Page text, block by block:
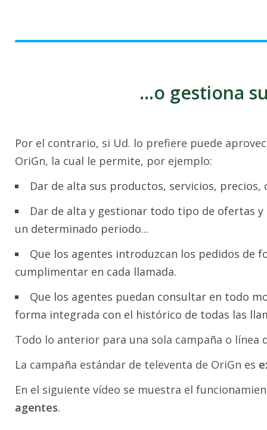
...o gestiona
Por el contrario, si Ud. lo prefiere puede
OriGn, la cual le permite, por ejemplo:
Dar de alta sus productos, servicios, precios,
Dar de alta y gestionar todo tipo de ofertas
un determinado periodo...
Que los agentes introduzcan los pedidos de
cumplimentar en cada llamada.
Que los agentes puedan consultar en todo
forma integrada con el histórico de todas las
Todo lo anterior para una sola campaña o línea
La campaña estándar de televenta de OriGn es
En el siguiente vídeo se muestra el
agentes.